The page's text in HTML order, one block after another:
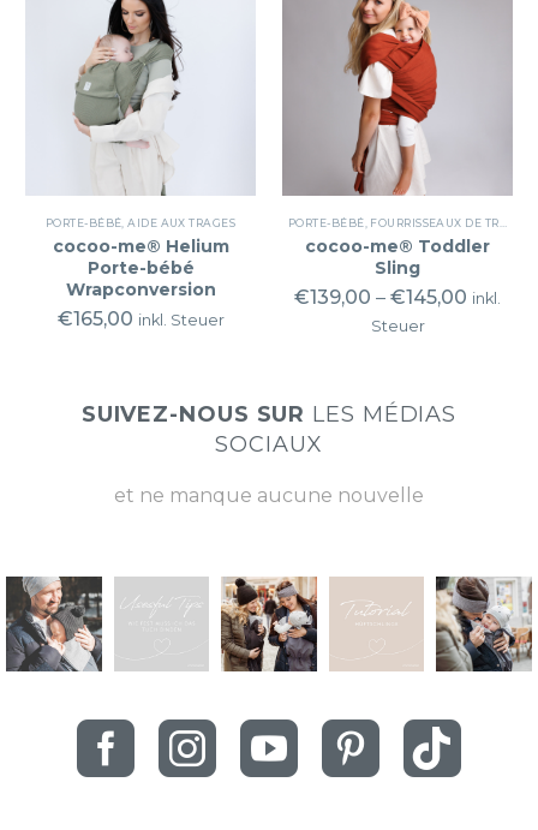
PORTE-BÉBÉ ,AIDE AUX TRAGES
cocoo-me® Helium
Porte-bébé
Wrapconversion
€165,00 inkl. Steuer
PORTE-BÉBÉ FOURRISSEAUX DE TRANSPORT
cocoo-me® Toddler
Sling
€139,00 – €145,00 inkl.
Steuer
SUIVEZ-NOUS SUR LES MÉDIAS
SOCIAUX
et ne manque aucune nouvelle